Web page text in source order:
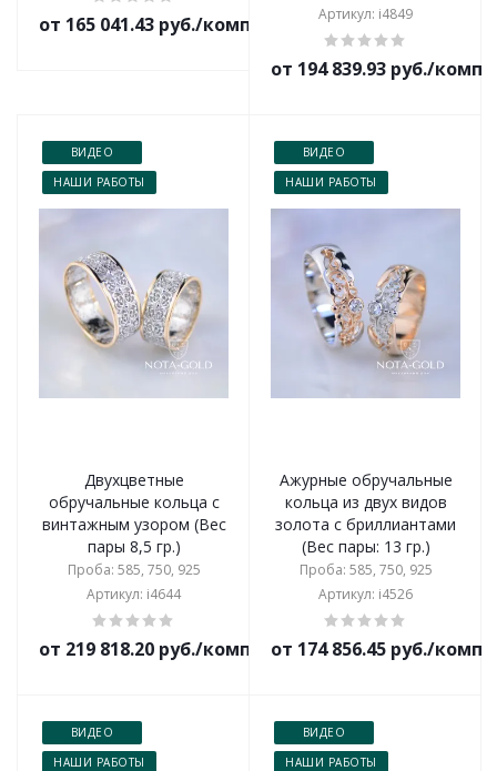
от 165 041.43 руб./комплект
Артикул: i4849
от 194 839.93 руб./
ВИДЕО
НАШИ РАБОТЫ
Двухцветные
обручальные кольца с
винтажным узором (Вес
пары 8,5 гр.)
Проба: 585, 750, 925
Артикул: i4644
от 219 818.20 руб./комплект
ВИДЕО
НАШИ РАБОТЫ
Ажурные обручальные
кольца из двух видов
золота с бриллиантами
(Вес пары: 13 гр.)
Проба: 585, 750, 925
Артикул: i4526
от 174 856.45 руб./
ВИДЕО
НАШИ РАБОТЫ
ВИДЕО
НАШИ РАБОТЫ